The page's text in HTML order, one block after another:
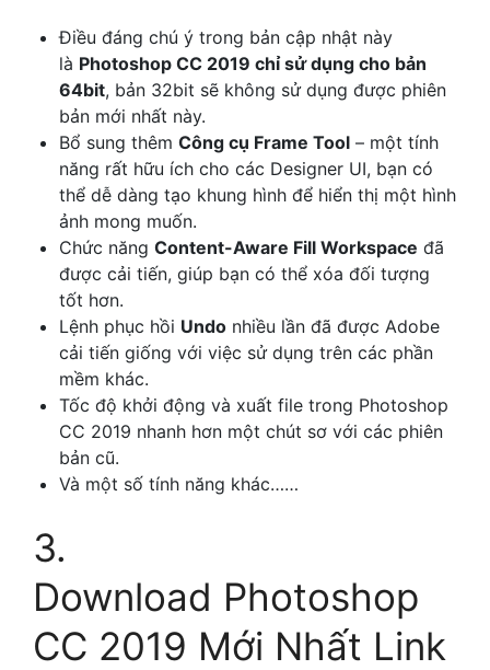
Điều đáng chú ý trong bản cập nhật này
là Photoshop CC 2019 chỉ sử dụng cho bản
64bit, bản 32bit sẽ không sử dụng được phiên
bản mới nhất này.
Bổ sung thêm Công cụ Frame Tool – một tính
năng rất hữu ích cho các Designer UI, bạn có
thể dễ dàng tạo khung hình để hiển thị một hình
ảnh mong muốn.
Chức năng Content-Aware Fill Workspace đã
được cải tiến, giúp bạn có thể xóa đối tượng
tốt hơn.
Lệnh phục hồi Undo nhiều lần đã được Adobe
cải tiến giống với việc sử dụng trên các phần
mềm khác.
Tốc độ khởi động và xuất file trong Photoshop
CC 2019 nhanh hơn một chút sơ với các phiên
bản cũ.
Và một số tính năng khác……
3.
Download Photoshop
CC 2019 Mới Nhất Link